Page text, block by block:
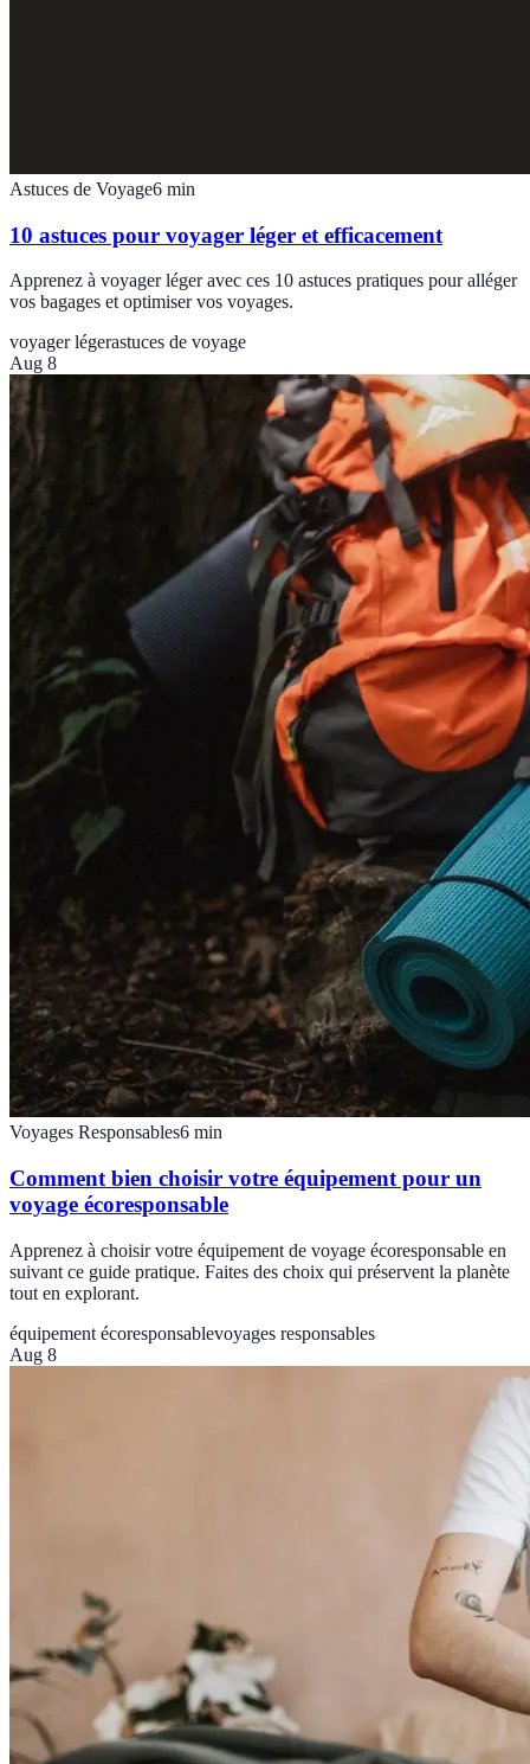
Astuces de Voyage6 min
10 astuces pour voyager léger et efficacement
Apprenez à voyager léger avec ces 10 astuces pratiques pour alléger
vos bagages et optimiser vos voyages.
voyager légerastuces de voyage
Aug 8
Voyages Responsables6 min
Comment bien choisir votre équipement pour un
voyage écoresponsable
Apprenez à choisir votre équipement de voyage écoresponsable en
suivant ce guide pratique. Faites des choix qui préservent la planète
tout en explorant.
équipement écoresponsablevoyages responsables
Aug 8